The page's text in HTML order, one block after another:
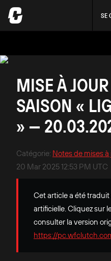
SE
MISE À
SAISON «
» —
Catégorie: Notes de mises à
20 Mar 2025 12:53 PM UTC
Cet article a été
artificielle. Cliquez sur
consulter la version
https://